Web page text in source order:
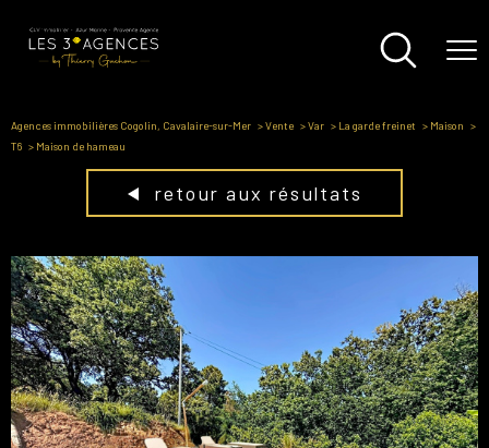
Agences immobilières Cogolin, Cavalaire-sur-Mer Vente Var La garde freinet
Maison
T6
Maison de hameau
retour aux résultats